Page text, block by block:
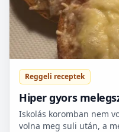
Reggeli receptek
Hiper gyors
sütőbe
Iskolás koromban nem
volna meg suli után, a